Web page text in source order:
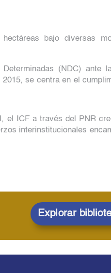
bajo diversas
(NDC) ante
se centra en el
el ICF a través del PNR
interinstitucionales
Explorar